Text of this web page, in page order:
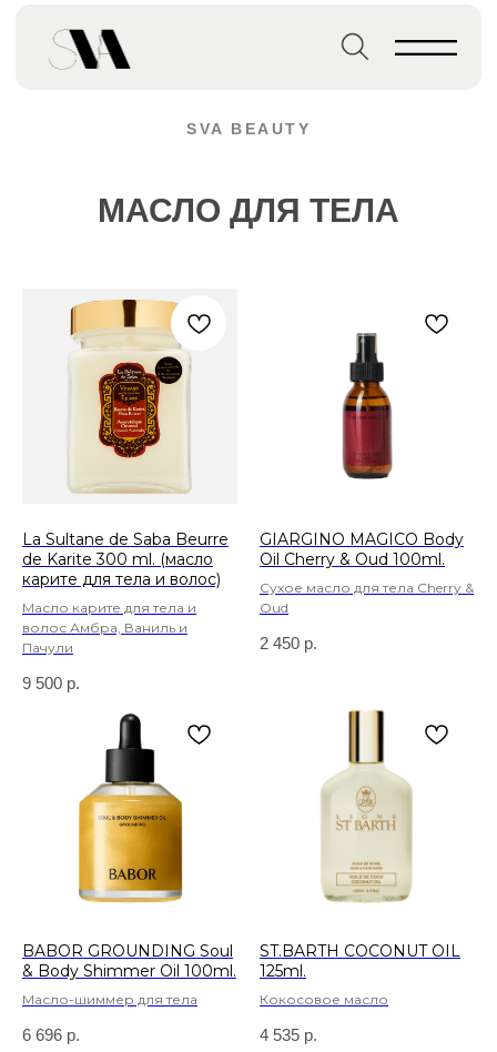
Главная страница Масло для тела
SVA BEAUTY
МАСЛО ДЛЯ ТЕЛА
La Sultane de Saba Beurre
de Karite 300 ml. (масло
карите для тела и волос)
Масло карите для тела и
волос Амбра, Ваниль и
Пачули
9 500 р.
GIARGINO MAGICO Body
Oil Cherry & Oud 100ml.
Сухое масло для тела Cherry &
Oud
2 450 р.
BABOR GROUNDING Soul
& Body Shimmer Oil 100ml.
Масло-шиммер для тела
6 696 р.
ST.BARTH COCONUT OIL
125ml.
Кокосовое масло
4 535 р.